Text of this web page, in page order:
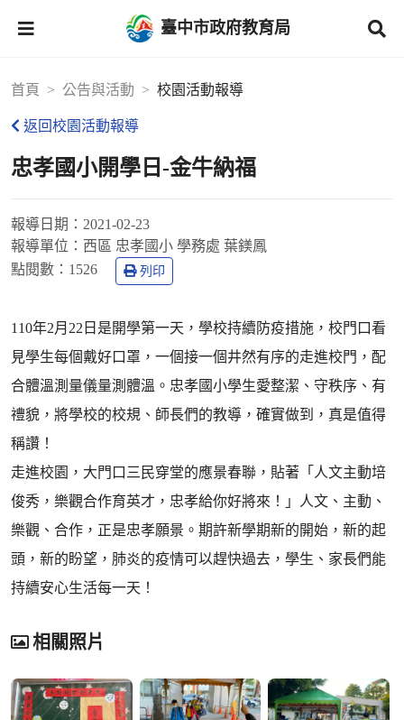
臺中市政府教育局
首頁 公告與活動 校園活動報導
返回校園活動報導
忠孝國小開學日-金牛納福
報導日期： 2021-02-23
報導單位： 西區 忠孝國小 學務處 葉鎂鳳
點閱數： 1526 列印
110年2月22日是開學第一天，學校持續防疫措施，校門口看
見學生每個戴好口罩，一個接一個井然有序的走進校門，配
合體溫測量儀量測體溫。忠孝國小學生愛整潔、守秩序、有
禮貌，將學校的校規、師長們的教導，確實做到，真是值得
稱讚！
走進校園，大門口三民穿堂的應景春聯，貼著「人文主動培
俊秀，樂觀合作育英才，忠孝給你好將來！」人文、主動、
樂觀、合作，正是忠孝願景。期許新學期新的開始，新的起
頭，新的盼望，肺炎的疫情可以趕快過去，學生、家長們能
持續安心生活每一天！
相關照片